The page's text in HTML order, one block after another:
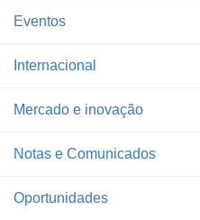
Eventos
Internacional
Mercado e inovação
Notas e Comunicados
Oportunidades